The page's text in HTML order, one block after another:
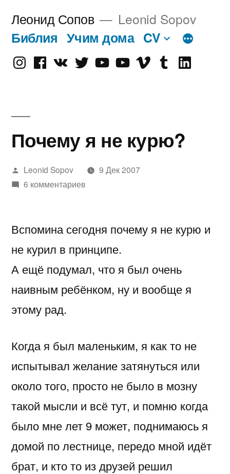
Леонид Сопов Leonid Sopov
Библия Учим дома CV
InstagramFacebook
VK TwitterYoutube
Old Vimeotumblrlinkedin
Почему я не курю?
Написано
автором
Leonid Sopov
9 Дек 2007
6 комментариев
Вспомина сегодня почему я не курю и
не курил в принципе.
А ещё подумал, что я был очень
наивным ребёнком, ну и вообще я
этому рад.
Когда я был маленьким, я как то не
испытывал желание затянуться или
около того, просто не было в мозну
такой мысли и всё тут, и помню когда
было мне лет 9 может, поднимаюсь я
домой по лестнице, передо мной идёт
брат, и кто то из друзей решил